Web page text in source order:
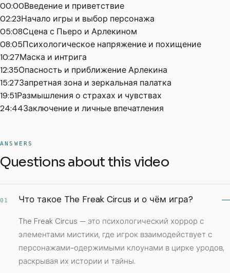
00:00Введение и приветствие
02:23Начало игры и выбор персонажа
05:08Сцена с Пьеро и Арлекином
08:05Психологическое напряжение и похищение
10:27Маска и интрига
12:35Опасность и приближение Арлекина
15:27Запретная зона и зеркальная палатка
19:51Размышления о страхах и чувствах
24:44Заключение и личные впечатления
ANSWERS
Questions about this video
01 Что такое The Freak Circus и о чём игра?
The Freak Circus — это психологический хоррор с
элементами мистики, где игрок взаимодействует с
персонажами-одержимыми клоунами в цирке уродов,
раскрывая их истории и тайны.